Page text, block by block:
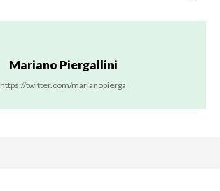
Mariano Piergallini
https://twitter.com/marianopierga